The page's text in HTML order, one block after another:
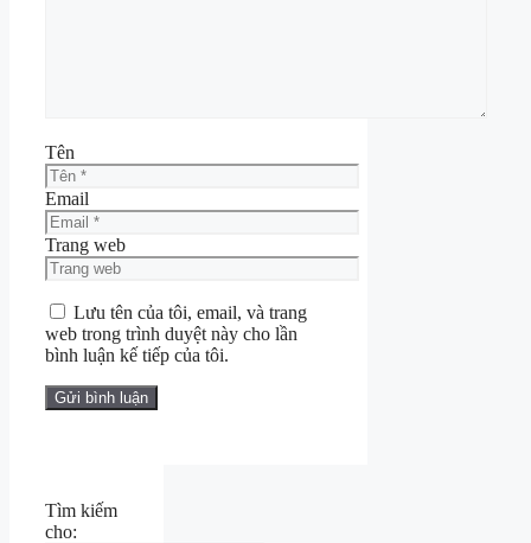
Tên
Email
Trang web
Lưu tên của tôi, email, và trang
web trong trình duyệt này cho lần
bình luận kế tiếp của tôi.
Tìm kiếm
cho: